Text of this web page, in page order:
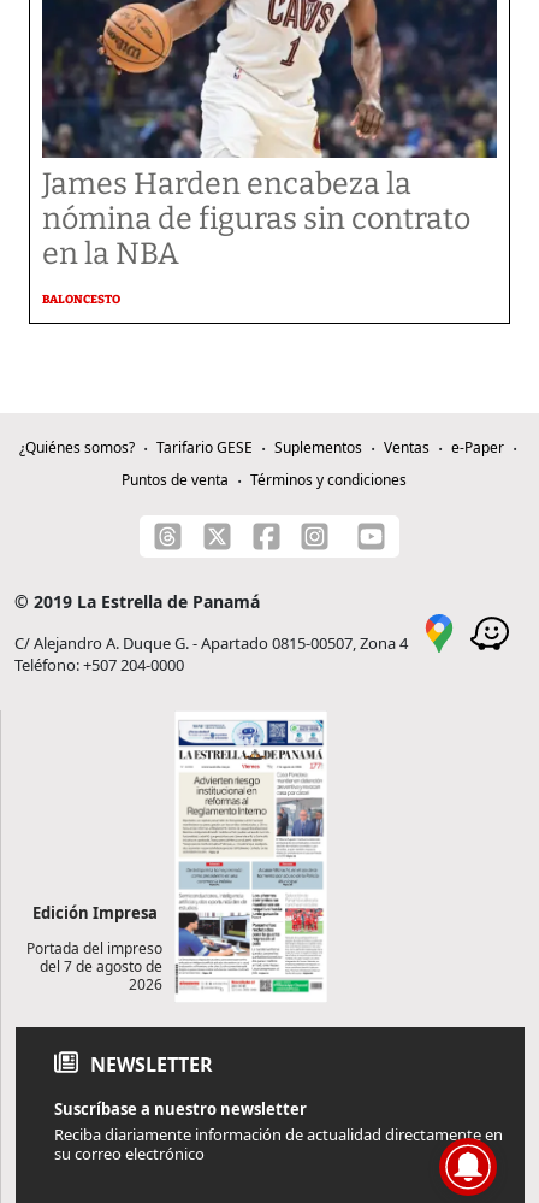
James Harden encabeza la
nómina de figuras sin contrato
en la NBA
BALONCESTO
¿Quiénes somos? Tarifario GESE Suplementos Ventas
e-Paper
Puntos de venta
Términos y condiciones
© 2019 La Estrella de Panamá
C/ Alejandro A. Duque G. - Apartado 0815-00507, Zona 4
Teléfono: +507 204-0000
Edición Impresa
Portada del impreso
del 7 de agosto de
2026
NEWSLETTER
Suscríbase a nuestro newsletter
Reciba diariamente información de actualidad directamente en
su correo electrónico